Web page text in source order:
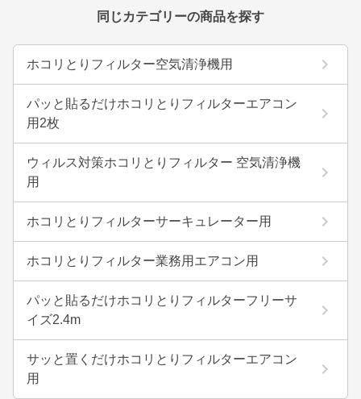
同じカテゴリーの商品を探す
ホコリとりフィルター空気清浄機用
パッと貼るだけホコリとりフィルターエアコン
用2枚
ウィルス対策ホコリとりフィルター 空気清浄機
用
ホコリとりフィルターサーキュレーター用
ホコリとりフィルター業務用エアコン用
パッと貼るだけホコリとりフィルターフリーサ
イズ2.4m
サッと置くだけホコリとりフィルターエアコン
用